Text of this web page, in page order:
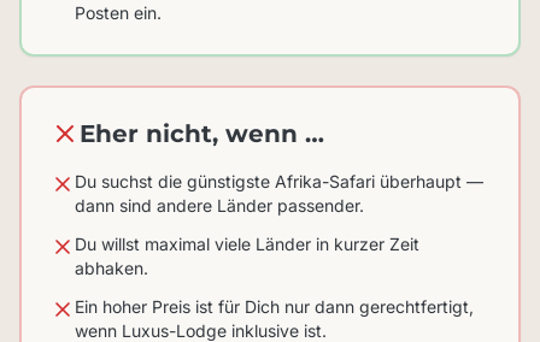
Posten ein.
Eher nicht, wenn …
Du suchst die günstigste Afrika-Safari überhaupt —
dann sind andere Länder passender.
Du willst maximal viele Länder in kurzer Zeit
abhaken.
Ein hoher Preis ist für Dich nur dann gerechtfertigt,
wenn Luxus-Lodge inklusive ist.